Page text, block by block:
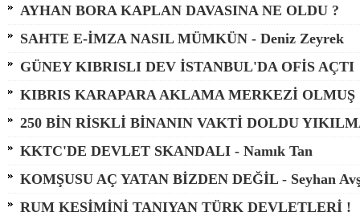
AYHAN BORA KAPLAN DAVASINA NE OLDU ?
SAHTE E-İMZA NASIL MÜMKÜN - Deniz Zeyrek
GÜNEY KIBRISLI DEV İSTANBUL'DA OFİS AÇTI
KIBRIS KARAPARA AKLAMA MERKEZİ OLMUŞ
250 BİN RİSKLİ BİNANIN VAKTİ DOLDU
KKTC'DE DEVLET SKANDALI - Namık Tan
KOMŞUSU AÇ YATAN BİZDEN DEĞİL - Seyhan
RUM KESİMİNİ TANIYAN TÜRK DEVLETLERİ !